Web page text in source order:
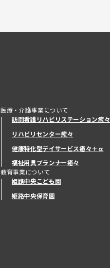
医療・介護事業について
訪問看護リハビリステーション癒々
リハビリセンター癒々
健康特化型デイサービス癒々＋α
健康特化型デイサービス癒々＋
福祉用具プランナー癒々
教育事業について
姫路中央こども園
姫路中央保育園